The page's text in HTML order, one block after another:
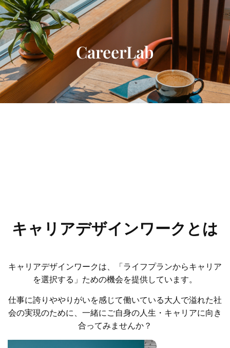
内
容
を
ス
キ
ッ
プ
CareerLab
キャリアデザインワークとは
キャリアデザインワークは、「ライフプランからキャリア
を選択する」ための機会を提供しています。
仕事に誇りややりがいを感じて働いている大人で溢れた社
会の実現のために、一緒にご自身の人生・キャリアに向き
合ってみませんか？